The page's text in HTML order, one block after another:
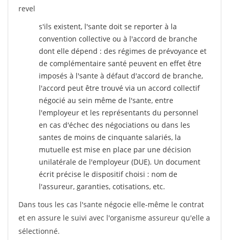
revel
s'ils existent, l'sante doit se reporter à la
convention collective ou à l'accord de branche
dont elle dépend : des régimes de prévoyance et
de complémentaire santé peuvent en effet être
imposés à l'sante à défaut d'accord de branche,
l'accord peut être trouvé via un accord collectif
négocié au sein même de l'sante, entre
l'employeur et les représentants du personnel
en cas d'échec des négociations ou dans les
santes de moins de cinquante salariés, la
mutuelle est mise en place par une décision
unilatérale de l'employeur (DUE). Un document
écrit précise le dispositif choisi : nom de
l'assureur, garanties, cotisations, etc.
Dans tous les cas l'sante négocie elle-même le contrat
et en assure le suivi avec l'organisme assureur qu'elle a
sélectionné.